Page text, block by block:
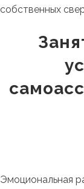
собственных
Эмоциональная